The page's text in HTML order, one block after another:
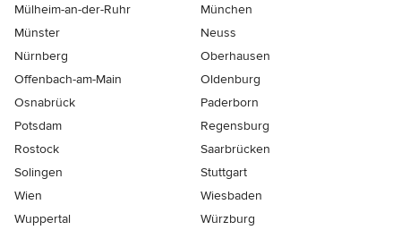
Mülheim-an-der-Ruhr
München
Münster
Neuss
Nürnberg
Oberhausen
Offenbach-am-Main
Oldenburg
Osnabrück
Paderborn
Potsdam
Regensburg
Rostock
Saarbrücken
Solingen
Stuttgart
Wien
Wiesbaden
Wuppertal
Würzburg